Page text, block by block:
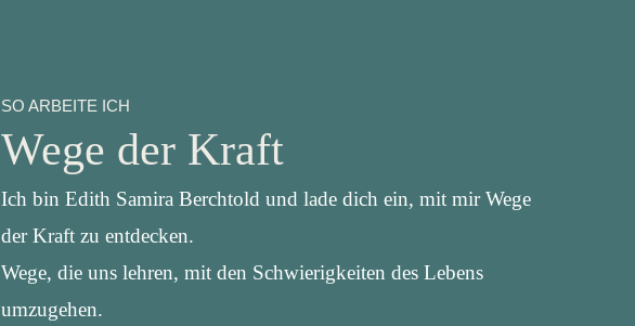
SO ARBEITE ICH
Wege der Kraft
Ich bin Edith Samira Berchtold und lade dich ein, mit mir Wege
der Kraft zu entdecken.
Wege, die uns lehren, mit den Schwierigkeiten des Lebens
umzugehen.